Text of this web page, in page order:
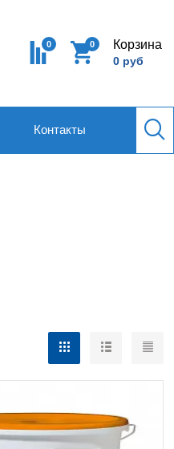
0 0 Корзина
0 руб
Контакты